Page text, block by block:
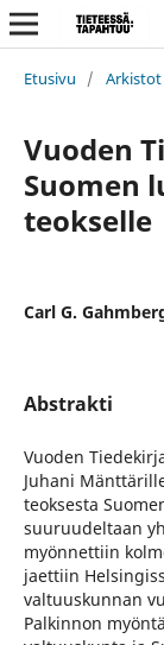
Etusivu / Arkistot
Vuoden
Suomen
teokselle
Carl G.
Abstrakti
Vuoden
Juhani
teoksesta
suuruudeltaan
myönnettiin
jaettiin
valtuuskunnan
Palkinnon